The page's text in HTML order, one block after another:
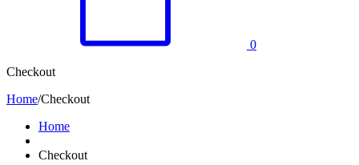
0
Checkout
Home/Checkout
Home
Checkout